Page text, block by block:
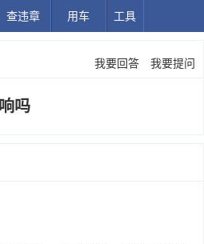
查违章 用车 工具
我要回答 我要提问
吗